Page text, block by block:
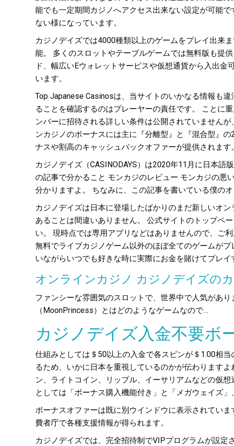
能でも一定期間カジノへアクセス出来ない設定が可能
ない様になっています。
カジノデイズでは4000種類以上のゲームをプレイ出来
能。 多くのスロットやテーブルゲームでは無料版も提
ド、幅広いEウォレットサービスや仮想通貨から入出
います。
Top Japanese Casinosは、当サイトのいかなる情報も
ることを確認するのはプレーヤーの責任です。 ことに
ンバーに招待される詳しい条件は公開されていません
ンカジノのボーナスには主に『分離型』と『混合型』
ナスや割高のキャッシュバックオファーが提供されます。
カジノデイズ（CASINODAYS）は2020年11月に日本
の記事で分かること モンカジのレビュー モンカジの悪
分かりますよ。 ちなみに、この記事を書いている僕の
カジノデイズは日本に登場したばかりのまだ新しいオ
あることは間違いありません。 公式サイトのトップペ
い。 現時点では専用アプリなどはありませんので、ご
無料でライブカジノゲーム以外のほぼ全てのゲームが
いながらいつでも好きな時に実際にお金を賭けてプレイ
オンラインカジノ カジノデイズの
ファンシーな雰囲気のスロットで、世界中で人気があ
（MoonPrincess）とはどのようなゲームなので…
カジノデイズ入金不要ボ
仕組みとしては＄50以上の入金で各スピンが＄1.00相
るため、いかに日本を重視しているのかが伝わります
ン、ライトコイン、リップル、イーサリアムなどの仮想
としては「ボーナス購入機能付き」と「メガウェイズ
ボーナスオファーは既に別ウインドウに表示されてい
費者庁で各種支援情報が得られます。
カジノデイズでは、完全招待制でVIPプログラムが設